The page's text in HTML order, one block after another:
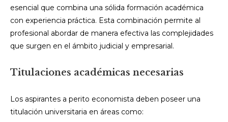
esencial que combina una sólida formación académica
con experiencia práctica. Esta combinación permite al
profesional abordar de manera efectiva las complejidades
que surgen en el ámbito judicial y empresarial.
Titulaciones académicas necesarias
Los aspirantes a perito economista deben poseer una
titulación universitaria en áreas como: